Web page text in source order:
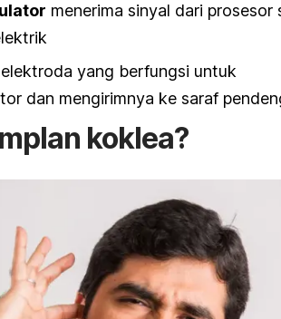
menerima sinyal dari prosesor
yang berfungsi untuk
dan mengirimnya ke saraf
koklea?